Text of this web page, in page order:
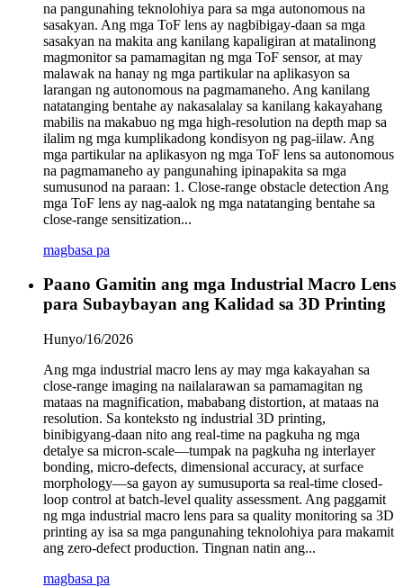
na pangunahing teknolohiya para sa mga autonomous na
sasakyan. Ang mga ToF lens ay nagbibigay-daan sa mga
sasakyan na makita ang kanilang kapaligiran at matalinong
magmonitor sa pamamagitan ng mga ToF sensor, at may
malawak na hanay ng mga partikular na aplikasyon sa
larangan ng autonomous na pagmamaneho. Ang kanilang
natatanging bentahe ay nakasalalay sa kanilang kakayahang
mabilis na makabuo ng mga high-resolution na depth map sa
ilalim ng mga kumplikadong kondisyon ng pag-iilaw. Ang
mga partikular na aplikasyon ng mga ToF lens sa autonomous
na pagmamaneho ay pangunahing ipinapakita sa mga
sumusunod na paraan: 1. Close-range obstacle detection Ang
mga ToF lens ay nag-aalok ng mga natatanging bentahe sa
close-range sensitization...
magbasa pa
Paano Gamitin ang mga Industrial Macro Lens
para Subaybayan ang Kalidad sa 3D Printing
Hunyo/16/2026
Ang mga industrial macro lens ay may mga kakayahan sa
close-range imaging na nailalarawan sa pamamagitan ng
mataas na magnification, mababang distortion, at mataas na
resolution. Sa konteksto ng industrial 3D printing,
binibigyang-daan nito ang real-time na pagkuha ng mga
detalye sa micron-scale—tumpak na pagkuha ng interlayer
bonding, micro-defects, dimensional accuracy, at surface
morphology—sa gayon ay sumusuporta sa real-time closed-
loop control at batch-level quality assessment. Ang paggamit
ng mga industrial macro lens para sa quality monitoring sa 3D
printing ay isa sa mga pangunahing teknolohiya para makamit
ang zero-defect production. Tingnan natin ang...
magbasa pa